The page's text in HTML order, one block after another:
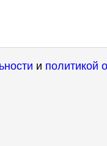
и политикой